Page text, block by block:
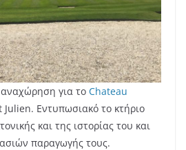
για το Chateau
Julien. Εντυπωσιακό το κτήριο
και της ιστορίας του και
παραγωγής τους.